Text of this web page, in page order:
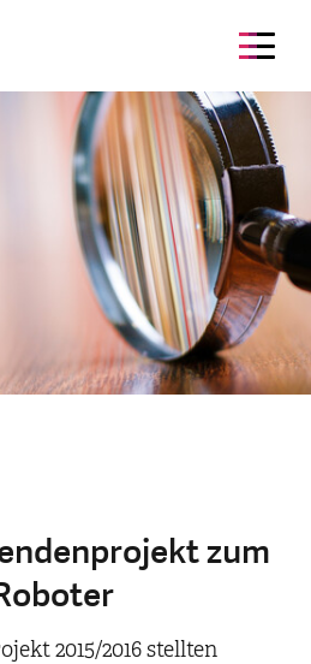
zum
2015/2016 stellten